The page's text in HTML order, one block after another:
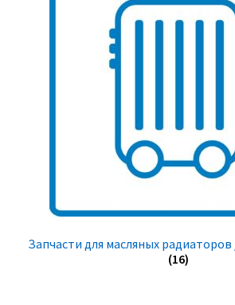
Запчасти для масляных
(16)